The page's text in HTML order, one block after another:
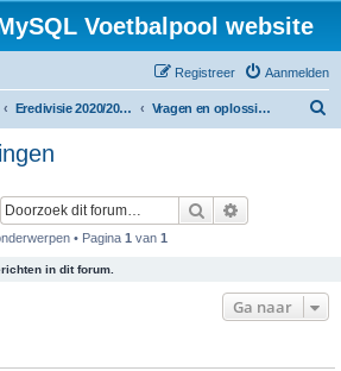
Voetbalpool website
Aanmelden
Registreer
Eredivisie 2020/2021 voetbalpool Vragen en oplossingen
Zoek
• Pagina 1 van 1
in dit forum.
Ga naar